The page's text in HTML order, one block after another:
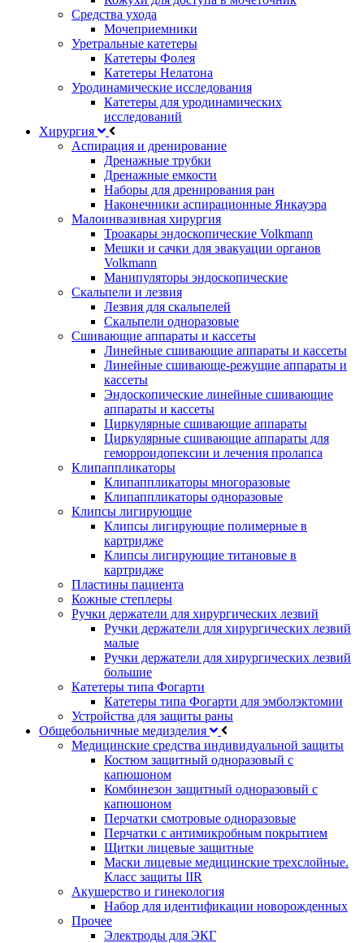
Средства ухода
Мочеприемники
Уретральные катетеры
Катетеры Фолея
Катетеры Нелатона
Уродинамические исследования
Катетеры для уродинамических
исследований
Хирургия
Аспирация и дренирование
Дренажные трубки
Дренажные емкости
Наборы для дренирования ран
Наконечники аспирационные Янкауэра
Малоинвазивная хирургия
Троакары эндоскопические Volkmann
Мешки и сачки для эвакуации органов
Volkmann
Манипуляторы эндоскопические
Скальпели и лезвия
Лезвия для скальпелей
Скальпели одноразовые
Сшивающие аппараты и кассеты
Линейные сшивающие аппараты и кассеты
Линейные сшивающе-режущие аппараты и
кассеты
Эндоскопические линейные сшивающие
аппараты и кассеты
Циркулярные сшивающие аппараты
Циркулярные сшивающие аппараты для
геморроидопексии и лечения пролапса
Клипаппликаторы
Клипаппликаторы многоразовые
Клипаппликаторы одноразовые
Клипсы лигирующие
Клипсы лигирующие полимерные в
картридже
Клипсы лигирующие титановые в
картридже
Пластины пациента
Кожные степлеры
Ручки держатели для хирургических лезвий
Ручки держатели для хирургических лезвий
малые
Ручки держатели для хирургических лезвий
большие
Катетеры типа Фогарти
Катетеры типа Фогарти для эмболэктомии
Устройства для защиты раны
Общебольничные медизделия
Медицинские средства индивидуальной защиты
Костюм защитный одноразовый с
капюшоном
Комбинезон защитный одноразовый с
капюшоном
Перчатки смотровые одноразовые
Перчатки с антимикробным покрытием
Щитки лицевые защитные
Маски лицевые медицинские трехслойные.
Класс защиты IIR
Акушерство и гинекология
Набор для идентификации новорожденных
Прочее
Электроды для ЭКГ